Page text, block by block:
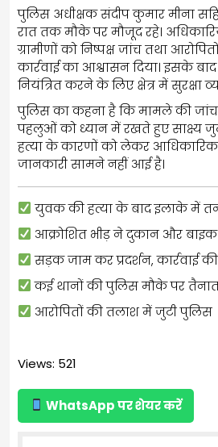
पुलिस अधीक्षक संदीप कुमार मीना
रात तक मौके पर मौजूद रहे।
ग्रामीणों को निष्पक्ष जांच तथा
कार्रवाई का आश्वासन दिया। इसके
नियंत्रित करने के लिए क्षेत्र में सुरक्षा
पुलिस का कहना है कि मामले की
पहलुओं को ध्यान में रखते हुए साक्ष्य
हत्या के कारणों को लेकर
जानकारी सामने नहीं आई है।
युवक की हत्या के बाद इलाके में
आक्रोशित भीड़ ने दुकान और
सड़क जाम कर प्रदर्शन, कार्रवाई
कई थानों की पुलिस मौके पर
आरोपितों की तलाश में जुटी पुलिस
Views: 521
WhatsApp पर शेयर करें